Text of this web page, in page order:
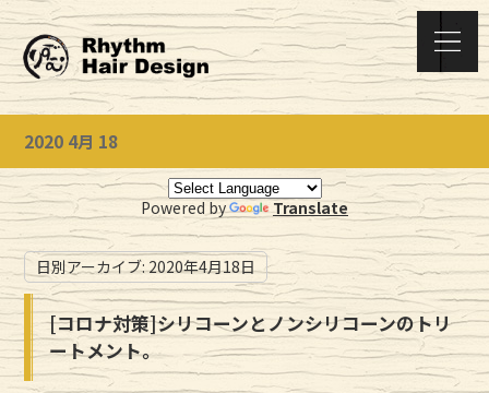
2020 4月 18
Powered by Translate
日別アーカイブ:2020年4月18日
[コロナ対策]シリコーンとノンシリコーンのトリ
ートメント。